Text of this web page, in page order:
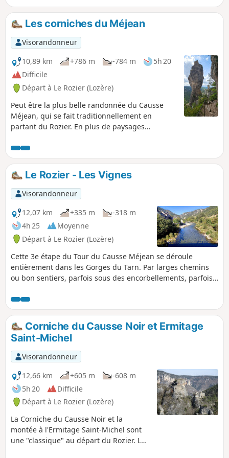
Les corniches du Méjean
Visorandonneur
10,89 km
+786 m -784 m
5h 20
Difficile
Départ à Le Rozier (Lozère)
Peut être la plus belle randonnée du Causse
Méjean, qui se fait traditionnellement en
partant du Rozier. En plus de paysages
de nous et même au-dessous de nous dans les
falaises!
Le Rozier - Les Vignes
Visorandonneur
12,07 km
+335 m
-318 m
4h 25
Moyenne
Départ à Le Rozier (Lozère)
Cette 3e étape du Tour du Causse Méjean se déroule
entièrement dans les Gorges du Tarn. Par larges chemins
ou bon sentiers, parfois sous des encorbellements, parfois
découvrir très agréablement cette partie des gorges.
Corniche du Causse Noir et Ermitage
Saint-Michel
Visorandonneur
12,66 km
+605 m
-608 m
5h 20
Difficile
Départ à Le Rozier (Lozère)
La Corniche du Causse Noir et la
montée à l'Ermitage Saint-Michel sont
une "classique" au départ du Rozier. Le